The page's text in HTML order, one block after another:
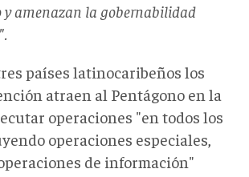
y amenazan la gobernabilidad
países latinocaribeños los
atraen al Pentágono en la
operaciones "en todos los
operaciones especiales,
de información"